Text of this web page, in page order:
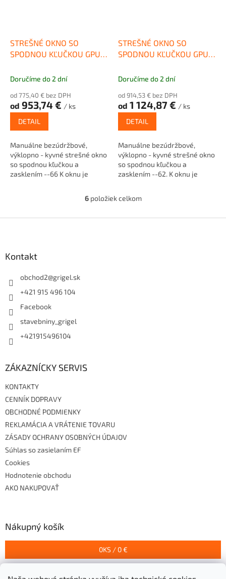
STREŠNÉ OKNO SO
SPODNOU KĽUČKOU GPU
Doručíme do 2 dní
od 775,40 € bez DPH
od 953,74 € / ks
DETAIL
Manuálne bezúdržbové,
výklopno - kyvné strešné okno
so spodnou kľučkou a
zasklením --66 K oknu je
STREŠNÉ OKNO SO
SPODNOU KĽUČKOU GPU
Doručíme do 2 dní
od 914,53 € bez DPH
od 1 124,87 € / ks
DETAIL
Manuálne bezúdržbové,
výklopno - kyvné strešné okno
so spodnou kľučkou a
zasklením --62. K oknu je
O
l
6položiek celkom
Kontakt
obchod2@grigel.sk
+421 915 496 104
Facebook
stavebniny_grigel
+421915496104
ZÁKAZNÍCKY SERVIS
KONTAKTY
CENNÍK DOPRAVY
OBCHODNÉ PODMIENKY
REKLAMÁCIA A VRÁTENIE TOVARU
ZÁSADY OCHRANY OSOBNÝCH ÚDAJOV
Súhlas so zasielaním EF
Cookies
Hodnotenie obchodu
AKO NAKUPOVAŤ
Nákupný košík
0KS / 0 €